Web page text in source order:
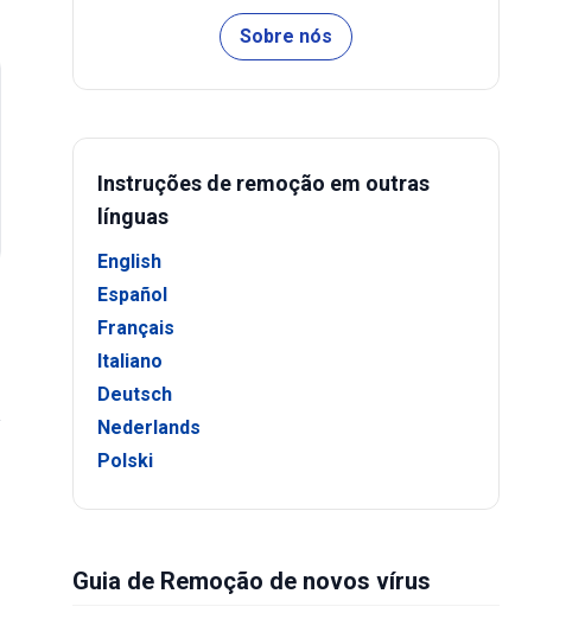
Sobre nós
Instruções de remoção em outras
línguas
English
Español
Français
Italiano
Deutsch
Nederlands
Polski
Guia de Remoção de novos vírus